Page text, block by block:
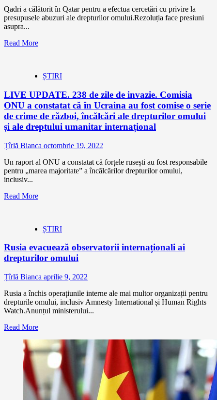
Qadri a călătorit în Qatar pentru a efectua cercetări cu privire la
presupusele abuzuri ale drepturilor omului.Rezoluția face presiuni
asupra...
Read More
ȘTIRI
LIVE UPDATE. 238 de zile de invazie. Comisia
ONU a constatat că în Ucraina au fost comise o serie
de crime de război, încălcări ale drepturilor omului
și ale dreptului umanitar internațional
Țîrlă Bianca octombrie 19, 2022
Un raport al ONU a constatat că forțele rusești au fost responsabile
pentru „marea majoritate” a încălcărilor drepturilor omului,
inclusiv...
Read More
ȘTIRI
Rusia evacuează observatorii internaționali ai
drepturilor omului
Țîrlă Bianca aprilie 9, 2022
Rusia a închis operațiunile interne ale mai multor organizații pentru
drepturile omului, inclusiv Amnesty International și Human Rights
Watch.Anunțul ministerului...
Read More